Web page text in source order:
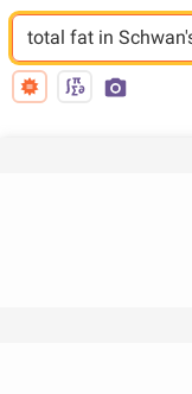
total fat in